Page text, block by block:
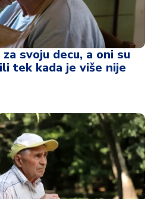
svoju decu, a oni su
tek kada je više nije